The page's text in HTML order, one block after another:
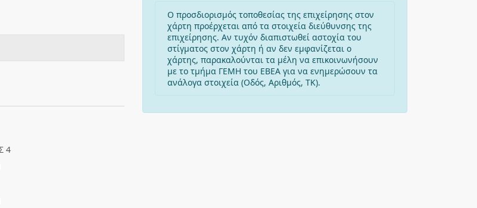
4
Ο προσδιορισμός τοποθεσίας της επιχείρησης στον
χάρτη προέρχεται από τα στοιχεία διεύθυνσης της
επιχείρησης. Αν τυχόν διαπιστωθεί αστοχία του
στίγματος στον χάρτη ή αν δεν εμφανίζεται ο
χάρτης, παρακαλούνται τα μέλη να επικοινωνήσουν
με το τμήμα ΓΕΜΗ του ΕΒΕΑ για να ενημερώσουν τα
ανάλογα στοιχεία (Οδός, Αριθμός, ΤΚ).